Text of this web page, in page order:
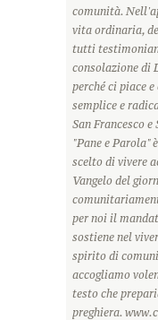
comunità.
vita ordinaria,
tutti
consolazione di
perché ci piace
semplice e
San Francesco
"Pane e Parola"
scelto di vivere
Vangelo del
per noi il
sostiene nel
spirito di
accogliamo
testo che
preghiera.